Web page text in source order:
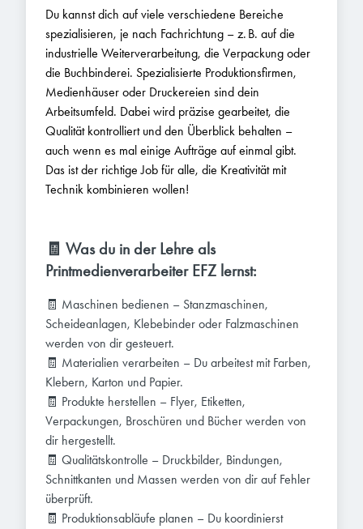
Du kannst dich auf viele verschiedene Bereiche
spezialisieren, je nach Fachrichtung – z. B. auf die
industrielle Weiterverarbeitung, die Verpackung oder
die Buchbinderei. Spezialisierte Produktionsfirmen,
Medienhäuser oder Druckereien sind dein
Arbeitsumfeld. Dabei wird präzise gearbeitet, die
Qualität kontrolliert und den Überblick behalten –
auch wenn es mal einige Aufträge auf einmal gibt.
Das ist der richtige Job für alle, die Kreativität mit
Technik kombinieren wollen!
🧾 Was du in der Lehre als
Printmedienverarbeiter EFZ lernst:
🧾 Maschinen bedienen – Stanzmaschinen,
Scheideanlagen, Klebebinder oder Falzmaschinen
werden von dir gesteuert.
🧾 Materialien verarbeiten – Du arbeitest mit Farben,
Klebern, Karton und Papier.
🧾 Produkte herstellen – Flyer, Etiketten,
Verpackungen, Broschüren und Bücher werden von
dir hergestellt.
🧾 Qualitätskontrolle – Druckbilder, Bindungen,
Schnittkanten und Massen werden von dir auf Fehler
überprüft.
🧾 Produktionsabläufe planen – Du koordinierst